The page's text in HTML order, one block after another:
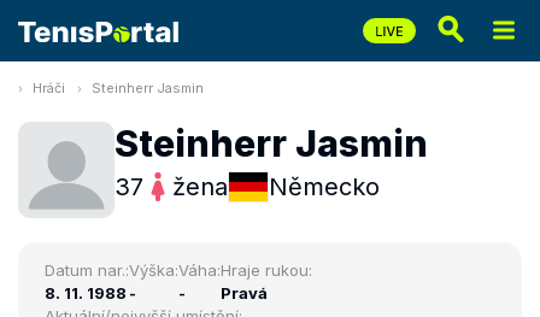
Hráči Steinherr Jasmin
Steinherr Jasmin
37 žena Německo
Datum nar.:
8. 11. 1988
Výška:
-
Váha:
-
Hraje rukou:
Pravá